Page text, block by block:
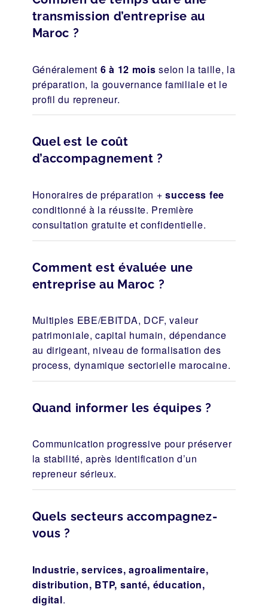
transmission d’entreprise au
Maroc ?
Généralement 6 à 12 mois selon la taille, la
préparation, la gouvernance familiale et le
profil du repreneur.
Quel est le coût
d’accompagnement ?
Honoraires de préparation +success fee
conditionné à la réussite. Première
consultation gratuite et confidentielle.
Comment est évaluée une
entreprise au Maroc ?
Multiples EBE/EBITDA, DCF, valeur
patrimoniale, capital humain, dépendance
au dirigeant, niveau de formalisation des
process, dynamique sectorielle marocaine.
Quand informer les équipes ?
Communication progressive pour préserver
la stabilité, après identification d’un
repreneur sérieux.
Quels secteurs accompagnez-
vous ?
Industrie, services, agroalimentaire,
distribution, BTP, santé, éducation,
digital.